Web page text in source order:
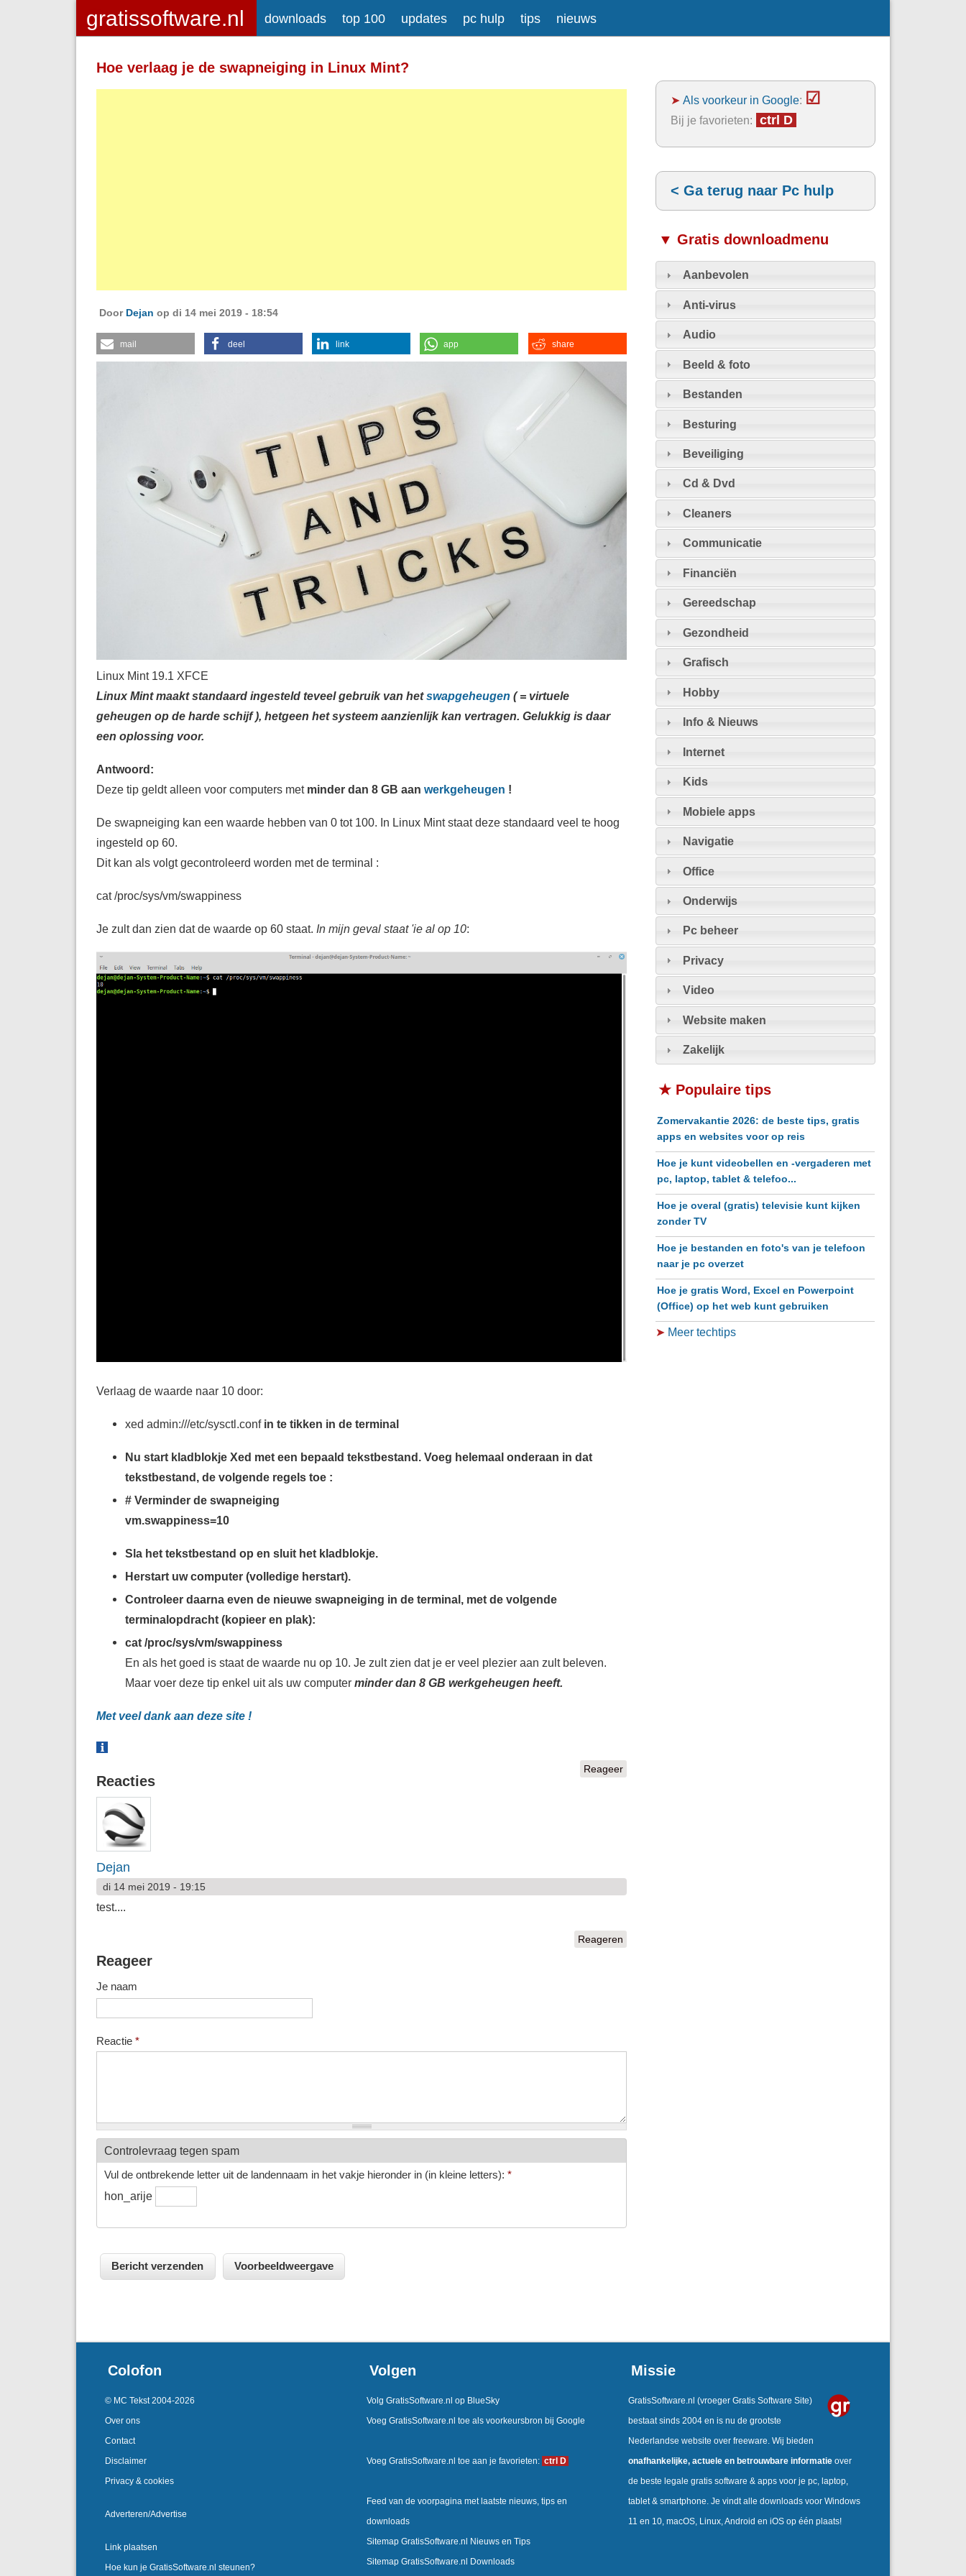
downloads top 100 updates pc hulp tips nieuws
Hoe verlaag je de swapneiging in Linux Mint?
Door Dejan op di 14 mei 2019 - 18:54
mail deel link app share
Linux Mint 19.1 XFCE
Linux Mint maakt standaard ingesteld teveel gebruik van hetswapgeheugen ( = virtuele
geheugen op de harde schijf ), hetgeen het systeem aanzienlijk kan vertragen. Gelukkig is daar
een oplossing voor.
Antwoord:
Deze tip geldt alleen voor computers metminder dan 8 GB aan werkgeheugen !
De swapneiging kan een waarde hebben van 0 tot 100. In Linux Mint staat deze standaard veel te hoog
ingesteld op 60.
Dit kan als volgt gecontroleerd worden met de terminal :
cat /proc/sys/vm/swappiness
Je zult dan zien dat de waarde op 60 staat. In mijn geval staat 'ie al op 10:
Verlaag de waarde naar 10 door:
xed admin:///etc/sysctl.conf in te tikken in de terminal
Nu start kladblokje Xed met een bepaald tekstbestand. Voeg helemaal onderaan in dat
tekstbestand, de volgende regels toe :
# Verminder de swapneiging
vm.swappiness=10
Sla het tekstbestand op en sluit het kladblokje.
Herstart uw computer (volledige herstart).
Controleer daarna even de nieuwe swapneiging in de terminal, met de volgende
terminalopdracht (kopieer en plak):
cat /proc/sys/vm/swappiness
En als het goed is staat de waarde nu op 10. Je zult zien dat je er veel plezier aan zult beleven.
Maar voer deze tip enkel uit als uw computerminder dan 8 GB werkgeheugen heeft.
Met veel dank aan deze site !
Reageer
Reacties
Dejan
di 14 mei 2019 - 19:15
test....
Reageren
Reageer
Je naam
Reactie *
Meer informatie over tekstopmaak
Toegelaten HTML-tags: <a> <em>
<strong> <br> <br /> <i> <b> <p>
Controlevraag tegen spam
Vul de ontbrekende letter uit de landennaam in het vakje hieronder in (in kleine letters): *
hon_arije
➤Als voorkeur in Google: ☑
Bij je favorieten: ctrl D
< Ga terug naar Pc hulp
▼ Gratis downloadmenu
Aanbevolen
Anti-virus
Audio
Beeld & foto
Bestanden
Besturing
Beveiliging
Cd & Dvd
Cleaners
Communicatie
Financiën
Gereedschap
Gezondheid
Grafisch
Hobby
Info & Nieuws
Internet
Kids
Mobiele apps
Navigatie
Office
Onderwijs
Pc beheer
Privacy
Video
Website maken
Zakelijk
★ Populaire tips
Zomervakantie 2026: de beste tips, gratis
apps en websites voor op reis
Hoe je kunt videobellen en -vergaderen met
pc, laptop, tablet & telefoo...
Hoe je overal (gratis) televisie kunt kijken
zonder TV
Hoe je bestanden en foto's van je telefoon
naar je pc overzet
Hoe je gratis Word, Excel en Powerpoint
(Office) op het web kunt gebruiken
➤ Meer techtips
Colofon
© MC Tekst 2004-2026
Over ons
Contact
Disclaimer
Privacy & cookies
Adverteren/Advertise
Link plaatsen
Hoe kun je GratisSoftware.nl steunen?
Volgen
Volg GratisSoftware.nl op BlueSky
Voeg GratisSoftware.nl toe als voorkeursbron bij Google
Voeg GratisSoftware.nl toe aan je favorieten: ctrl D
Feed van de voorpagina met laatste nieuws, tips en
downloads
Sitemap GratisSoftware.nl Nieuws en Tips
Sitemap GratisSoftware.nl Downloads
Missie
GratisSoftware.nl (vroeger Gratis Software Site)
bestaat sinds 2004 en is nu de grootste
Nederlandse website over freeware. Wij bieden
onafhankelijke, actuele en betrouwbare informatie over
de beste legale gratis software & apps voor je pc, laptop,
tablet & smartphone. Je vindt alle downloads voor Windows
11 en 10, macOS, Linux, Android en iOS op één plaats!